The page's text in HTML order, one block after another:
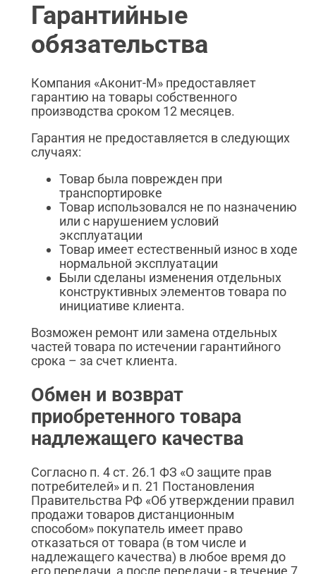
Гарантийные
обязательства
Компания «Аконит-М» предоставляет
гарантию на товары собственного
производства сроком 12 месяцев.
Гарантия не предоставляется в следующих
случаях:
Товар была поврежден при
транспортировке
Товар использовался не по назначению
или с нарушением условий
эксплуатации
Товар имеет естественный износ в ходе
нормальной эксплуатации
Были сделаны изменения отдельных
конструктивных элементов товара по
инициативе клиента.
Возможен ремонт или замена отдельных
частей товара по истечении гарантийного
срока – за счет клиента.
Обмен и возврат
приобретенного товара
надлежащего качества
Согласно п. 4 ст. 26.1 ФЗ «О защите прав
потребителей» и п. 21 Постановления
Правительства РФ «Об утверждении правил
продажи товаров дистанционным
способом» покупатель имеет право
отказаться от товара (в том числе и
надлежащего качества) в любое время до
его передачи, а после передачи - в течение 7